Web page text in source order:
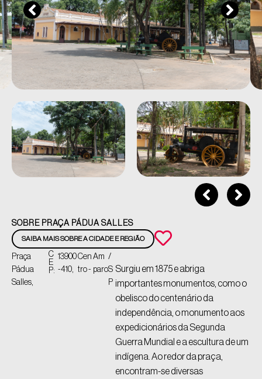
SOBRE PRAÇA PÁDUA SALLES
SAIBA MAIS SOBRE A CIDADE E REGIÃO
Praça
Pádua
Salles,
C
E
P:
13900
-410,
Cen
tro -
Am
paro
/
S
P
Surgiu em 1875 e abriga
importantes monumentos, como o
obelisco do centenário da
independência, o monumento aos
expedicionários da Segunda
Guerra Mundial e a escultura de um
indígena. Ao redor da praça,
encontram-se diversas